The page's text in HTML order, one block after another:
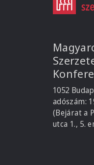
1052
adószám:
(Bejárat a
utca 1., 5.